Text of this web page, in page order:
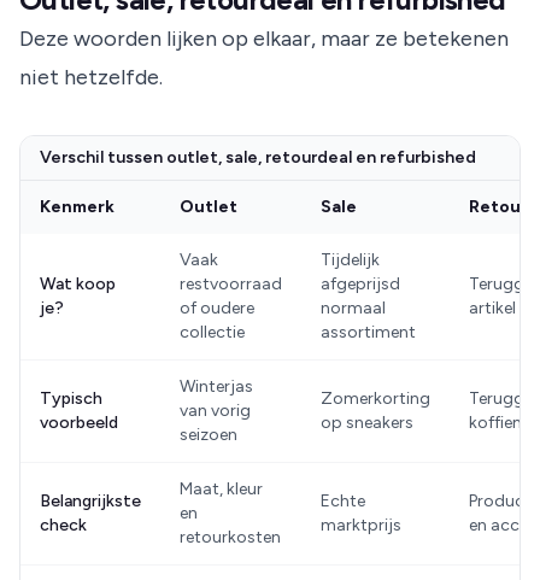
Deze woorden lijken op elkaar, maar ze betekenen
niet hetzelfde.
Verschil tussen outlet, sale, retourdeal en refurbished
Kenmerk Outlet Sale
Wat koop
je?
Vaak
restvoorraad
of oudere
collectie
Tijdelijk
afgeprijsd
normaal
assortiment
artikel
Typisch
voorbeeld
Winterjas
van vorig
seizoen
Zomerkorting
op sneakers
Belangrijkste
check
Maat, kleur
en
retourkosten
Echte
marktprijs
en